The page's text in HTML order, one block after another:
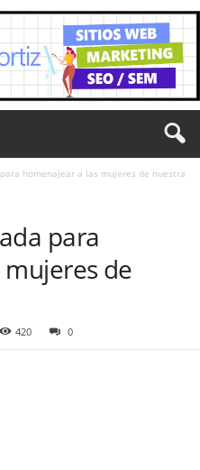
homenajear a las mujeres de nuestra
para
de
420 0